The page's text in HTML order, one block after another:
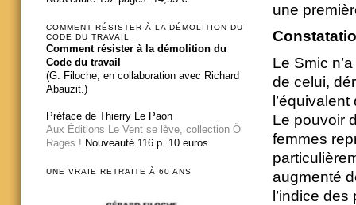
une
Le Smic
de celui,
Le pouvoir
femmes
augmenté
l’indice
COMMENT RÉSISTER À LA DÉMOLITION DU
CODE DU TRAVAIL
Comment résister à la démolition du
Code du travail
(G. Filoche, en collaboration avec Richard
Abauzit.)
Préface de Thierry Le Paon
Aux Éditions Le Vent se lève, collection Ô
Rages ! Nouveauté 116 p. 10 euros
UNE VRAIE RETRAITE À 60 ANS